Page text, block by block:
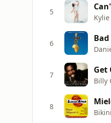
5
6
7 Get
Billy
8
Bikini